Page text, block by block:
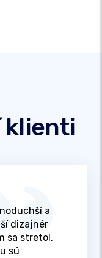
klienti
a
dizajnér
sa stretol.
sú